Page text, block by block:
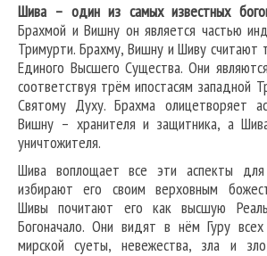
Шива – один из самых известных
Брахмой и Вишну он является частью
Тримурти. Брахму, Вишну и Шиву считают
Единого Высшего Существа. Они
соответствуя трём ипостасям западной
Святому Духу. Брахма олицетворяет
Вишну – хранителя и защитника, а
уничтожителя.
Шива воплощает все эти аспекты
избирают его своим верховным
Шивы почитают его как высшую
Богоначало. Они видят в нём Гуру
мирской суеты, невежества, зла и